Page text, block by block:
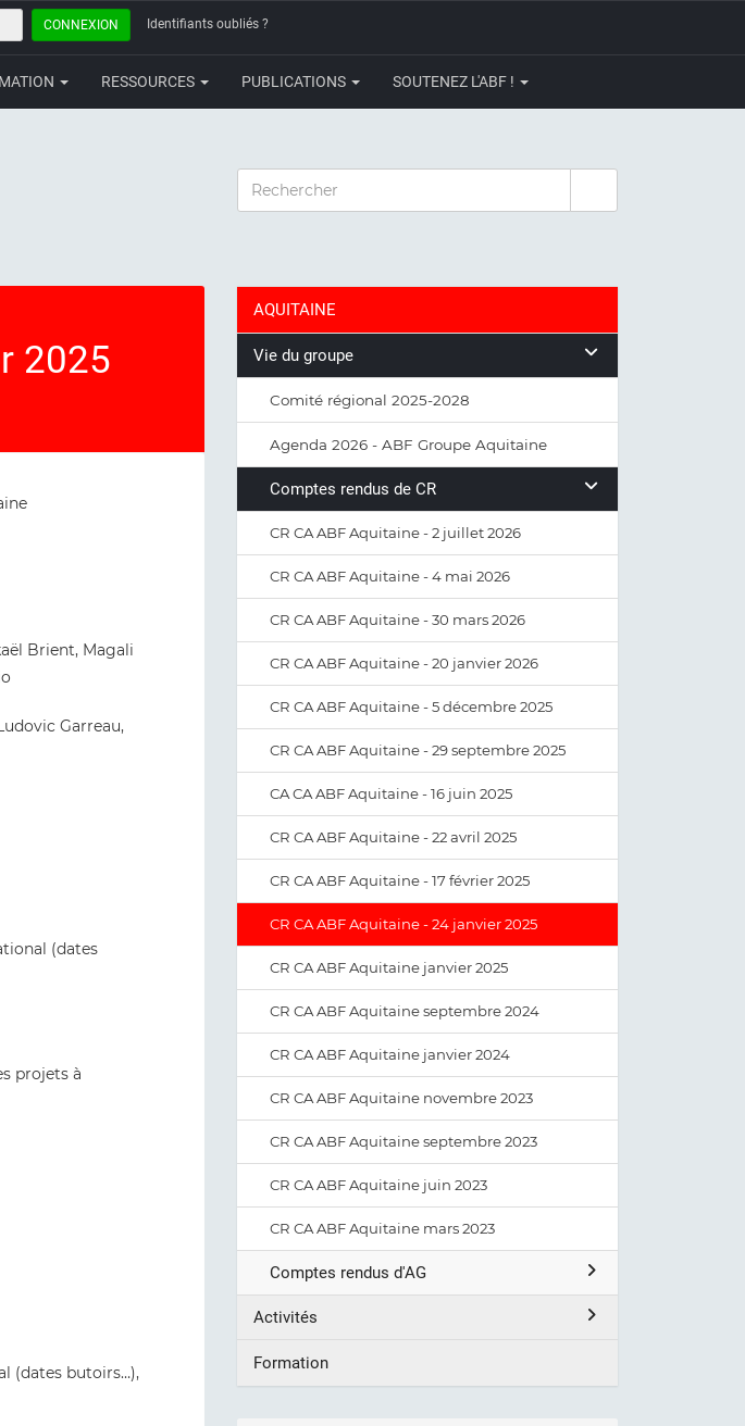
CONNEXION Identifiants oubliés ?
RESSOURCES PUBLICATIONS SOUTENEZ L'ABF !
RECHERCHER
2025
Brient, Magali
Garreau,
(dates
projets à
(dates butoirs…),
AQUITAINE
Vie du groupe
Comité régional 2025-2028
Agenda 2026 - ABF Groupe Aquitaine
Comptes rendus de CR
CR CA ABF Aquitaine - 2 juillet 2026
CR CA ABF Aquitaine - 4 mai 2026
CR CA ABF Aquitaine - 30 mars 2026
CR CA ABF Aquitaine - 20 janvier 2026
CR CA ABF Aquitaine - 5 décembre 2025
CR CA ABF Aquitaine - 29 septembre 2025
CA CA ABF Aquitaine - 16 juin 2025
CR CA ABF Aquitaine - 22 avril 2025
CR CA ABF Aquitaine - 17 février 2025
CR CA ABF Aquitaine - 24 janvier 2025
CR CA ABF Aquitaine janvier 2025
CR CA ABF Aquitaine septembre 2024
CR CA ABF Aquitaine janvier 2024
CR CA ABF Aquitaine novembre 2023
CR CA ABF Aquitaine septembre 2023
CR CA ABF Aquitaine juin 2023
CR CA ABF Aquitaine mars 2023
Comptes rendus d'AG
Activités
Formation